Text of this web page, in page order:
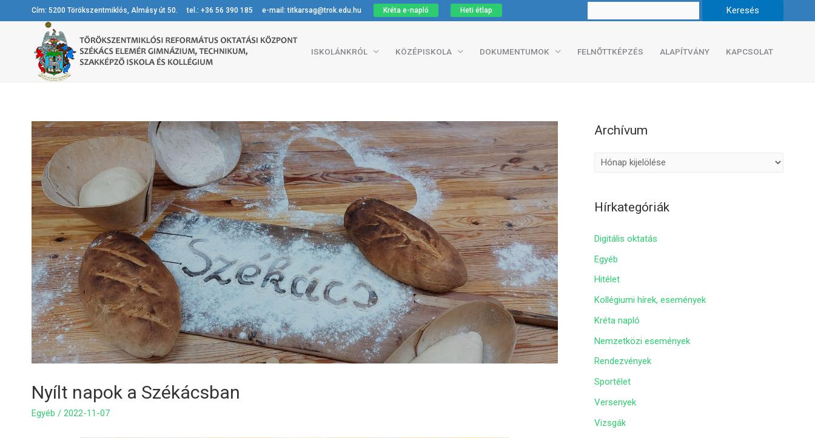
Kréta e-napló
Cím: 5200 Törökszentmiklós, Almásy út 50. tel.: +36 56 390 185 e-mail: titkarsag@trok.edu.hu Heti étlap
ISKOLÁNKRÓL KÖZÉPISKOLA DOKUMENTUMOK FELNŐTTKÉPZÉS ALAPÍTVÁNY KAPCSOLAT
Nyílt napok a Székácsban
Egyéb / 2022-11-07
Archívum
í
Hírkategóriák
Digitális oktatás
Egyéb
Hitélet
Kollégiumi hírek, események
Kréta napló
Nemzetközi események
Rendezvények
Sportélet
Versenyek
Vizsgák